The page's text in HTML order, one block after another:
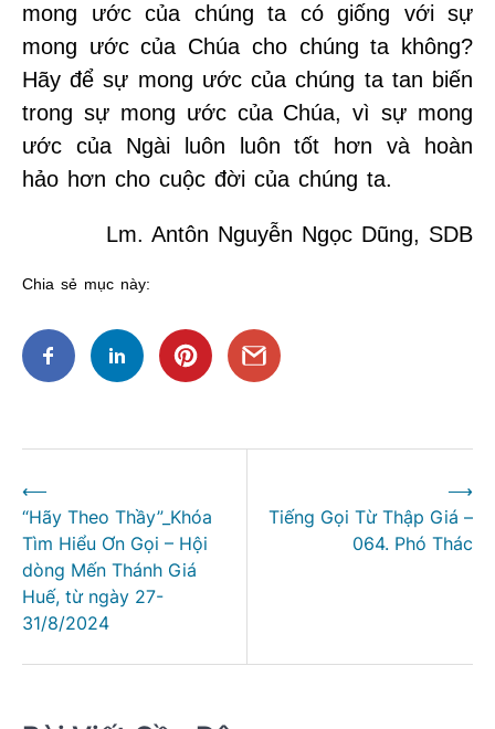
mong ước của chúng ta có giống với sự
mong ước của Chúa cho chúng ta không?
Hãy để sự mong ước của chúng ta tan biến
trong sự mong ước của Chúa, vì sự mong
ước của Ngài luôn luôn tốt hơn và hoàn
hảo hơn cho cuộc đời của chúng ta.
Lm. Antôn Nguyễn Ngọc Dũng, SDB
Chia sẻ mục này:
hướng
bài
viết
⟵
“Hãy Theo Thầy”_Khóa
Tìm Hiểu Ơn Gọi – Hội
dòng Mến Thánh Giá
Huế, từ ngày 27-
31/8/2024
Tiếng Gọi Từ Thập Giá –
064. Phó Thác
⟶